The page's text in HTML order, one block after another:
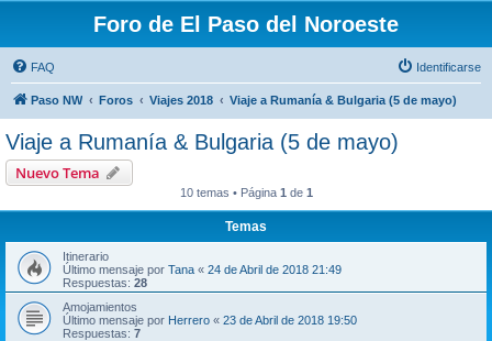
Foro de El Paso del Noroeste
FAQ Identificarse
Paso NW Foros Viajes 2018 Viaje a Rumanía & Bulgaria (5 de mayo)
Viaje a Rumanía & Bulgaria (5 de mayo)
Nuevo Tema
10 temas • Página 1 de 1
Temas
Itinerario
Último mensaje por Tana « 24 de Abril de 2018 21:49
Respuestas: 28
Amojamientos
Último mensaje por Herrero « 23 de Abril de 2018 19:50
Respuestas: 7